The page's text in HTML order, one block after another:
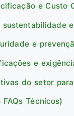
e Custo
sustentabilidade
e
e
do setor
Técnicos)